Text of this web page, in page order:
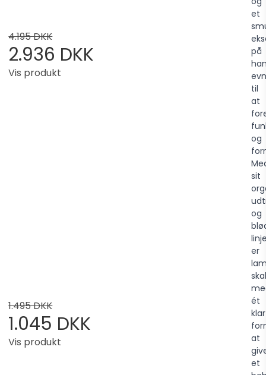
4.195 DKK
2.936 DKK
Vis produkt
1.495 DKK
1.045 DKK
Vis produkt
et
på
til
at
og
sit
og
er
ét
at
et